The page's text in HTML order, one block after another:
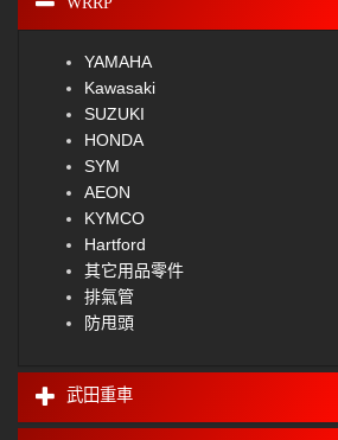
YAMAHA
Kawasaki
SUZUKI
HONDA
SYM
AEON
KYMCO
Hartford
其它用品零件
排氣管
防甩頭
武田重車